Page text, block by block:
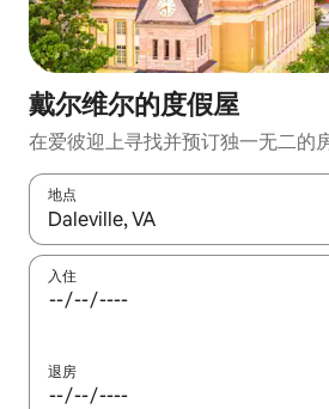
戴尔维尔的度假屋
在爱彼迎上寻找并预订独一无二的
地点
如有搜索结果，请使用上下方向键查
入住
退房